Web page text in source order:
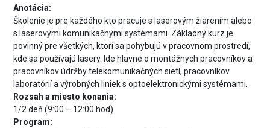
Anotácia:
Školenie je pre každého kto pracuje s laserovým žiarením alebo
s laserovými komunikačnými systémami. Základný kurz je
povinný pre všetkých, ktorí sa pohybujú v pracovnom prostredí,
kde sa používajú lasery. Ide hlavne o montážnych pracovníkov a
pracovníkov údržby telekomunikačných sietí, pracovníkov
laboratórií a výrobných liniek s optoelektronickými systémami.
Rozsah a miesto konania:
1/2 deň (9:00 – 12:00 hod)
Program: